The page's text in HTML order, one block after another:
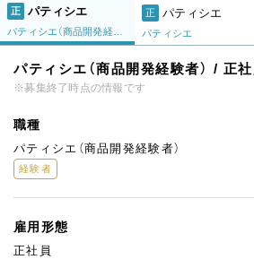
正 パティシエ
パティシエ（商品開発経験者）
正 パティシエ
パティシエ
パティシエ（商品開発経験者） / 正
※募集終了時点の情報です
職種
パティシエ（商品開発経験者）
経験者
雇用形態
正社員